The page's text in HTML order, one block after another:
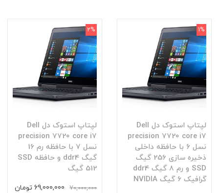
لپتاپ استوک دل Dell
precision 7720 core i7
نسل 6 با حافظه داخلی
ذخیره سازی 256 گیگ
SSD و رم 8 گیگ ddr4
گرافیک 6 گیگ NVIDIA
1%
لپتاپ استوک دل Dell
precision 7720 core i7
نسل 7 با حافظه رم 16
گیگ ddr4 و حافظه SSD
512 گیگ
70,000,000 69,000,000 تومان
2%